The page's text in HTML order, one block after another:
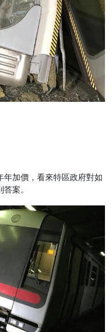
年加價，看來特區政府對如
案。